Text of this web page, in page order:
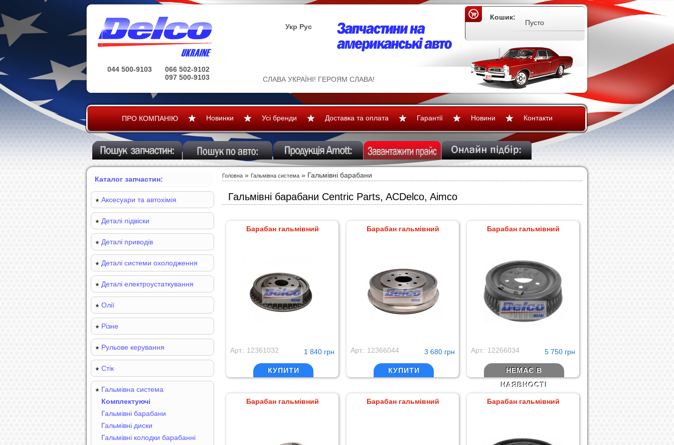
Укр Рус
044 500-9103
066 502-9102
097 500-9103
СЛАВА УКРАЇНІ! ГЕРОЯМ СЛАВА!
Кошик:
Пусто
ПРО КОМПАНІЮ Новинки Усі бренди Доставка та оплата Гарантії Новини Контакти
Головна » Гальмівна система » Гальмівні барабани
Гальмівні барабани Centric Parts, ACDelco, Aimco
Барабан гальмівний
Арт.: 12361032 1 840 грн
КУПИТИ
Барабан гальмівний
Арт.: 12366044 3 680 грн
КУПИТИ
Барабан гальмівний
Арт.: 12266034 5 750 грн
НЕМАЄ В
НАЯВНОСТІ
Барабан гальмівний Барабан гальмівний Барабан гальмівний
Каталог запчастин:
Аксесуари та автохімія
Деталі підвіски
Деталі приводів
Деталі системи охолодження
Деталі електроустаткування
Олії
Різне
Рульове керування
Стік
Гальмівна система
Комплектуючі
Гальмівні барабани
Гальмівні диски
Гальмівні колодки барабанні